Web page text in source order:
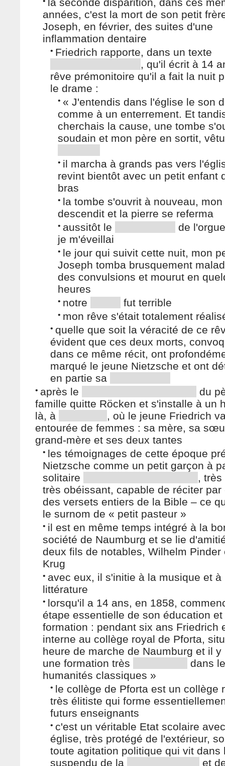
la seconde disparition, dans ces
années, c'est la mort de son petit
Joseph, en février, des suites d'une
inflammation dentaire
• Friedrich rapporte, dans un texte
, qu'il écrit à 14
rêve prémonitoire qu'il a fait la nuit
le drame :
• « J'entendis dans l'église le son
comme à un enterrement. Et
cherchais la cause, une tombe
soudain et mon père en sortit,
• il marcha à grands pas vers
revint bientôt avec un petit enfant
bras
• la tombe s'ouvrit à nouveau,
descendit et la pierre se referma
• aussitôt le
de
je m'éveillai
• le jour qui suivit cette nuit, mon
Joseph tomba brusquement
des convulsions et mourut en
heures
• notre fut terrible
• mon rêve s'était totalement
• quelle que soit la véracité de ce
évident que ces deux morts,
dans ce même récit, ont
marqué le jeune Nietzsche et ont
en partie sa
• après le
du
famille quitte Röcken et s'installe à un
là, à
, où le jeune Friedrich
entourée de femmes : sa mère, sa
grand-mère et ses deux tantes
• les témoignages de cette époque
Nietzsche comme un petit garçon à
solitaire
, très
très obéissant, capable de réciter par
des versets entiers de la Bible – ce
le surnom de « petit pasteur »
• il est en même temps intégré à la
société de Naumburg et se lie
deux fils de notables, Wilhelm Pinder
Krug
• avec eux, il s'initie à la musique et à
littérature
• lorsqu'il a 14 ans, en 1858,
étape essentielle de son éducation
formation : pendant six ans Friedrich
interne au collège royal de Pforta,
heure de marche de Naumburg et il y
une formation très
dans
humanités classiques »
• le collège de Pforta est un collège
très élitiste qui forme
futurs enseignants
• c'est un véritable Etat scolaire
église, très protégé de l'extérieur,
toute agitation politique qui vit dans
suspendu de la
et